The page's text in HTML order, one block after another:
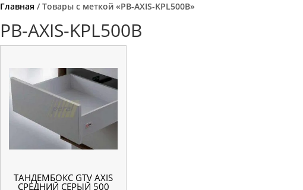
Главная / Товары с меткой «PB-AXIS-KPL500B»
PB-AXIS-KPL500B
ТАНДЕМБОКС GTV AXIS
СРЕДНИЙ СЕРЫЙ 500